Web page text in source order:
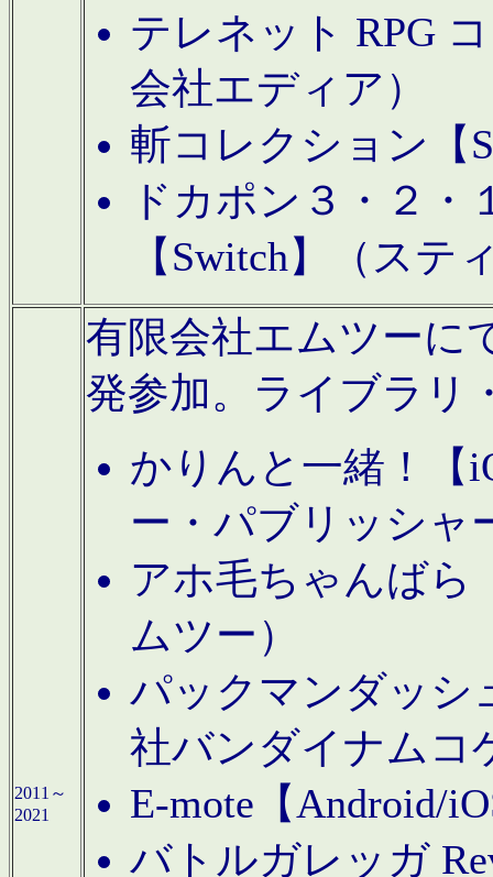
テレネット RPG
会社エディア）
斬コレクション【
ドカポン３・２
【Switch】（ステ
2011～
2021
有限会社エムツーに
発参加。ライブラリ
かりんと一緒！【
ー・パブリッシャ
アホ毛ちゃんばら
ムツー）
パックマンダッシ
社バンダイナムコ
E-mote【Android/
バトルガレッガ